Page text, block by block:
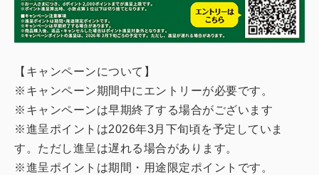
【キャンペーンについて】
※キャンペーン期間中にエントリーが必要です。
※キャンペーンは早期終了する場合がございます
※進呈ポイントは2026年3月下旬頃を予定していま
す。ただし進呈は遅れる場合があります。
※進呈ポイントは期間・用途限定ポイントです。